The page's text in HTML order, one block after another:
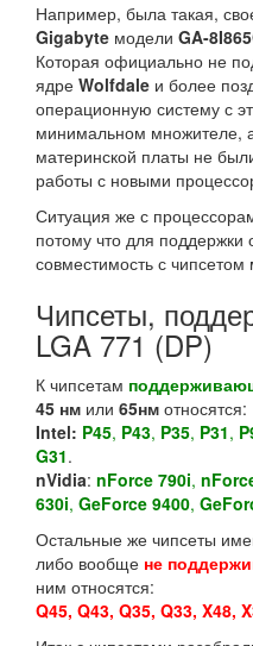
Например, была такая,
Gigabyte модели GA-
Которая официально не
ядре Wolfdale и более
операционную систему с
минимальном множителе, а
материнской платы не
работы с новыми
Ситуация же с
потому что для
совместимость с
Чипсеты,
LGA 771 (DP)
К чипсетам
45 нм или 65нм относятся:
Intel: P45, P43, P35, P31,
G31.
nVidia: nForce 790i,
630i, GeForce 9400,
Остальные же чипсеты
либо вообще не
ним относятся:
Q45, Q43, Q35, Q33, X48,